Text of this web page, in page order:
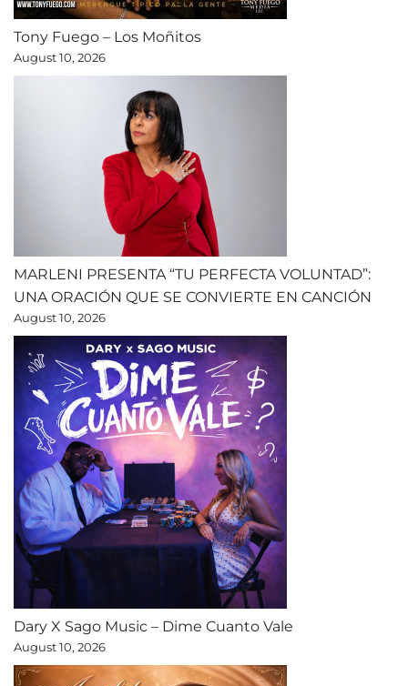
Tony Fuego – Los Moñitos
August 10, 2026
MARLENI PRESENTA “TU PERFECTA VOLUNTAD”:
UNA ORACIÓN QUE SE CONVIERTE EN CANCIÓN
August 10, 2026
Dary X Sago Music – Dime Cuanto Vale
August 10, 2026